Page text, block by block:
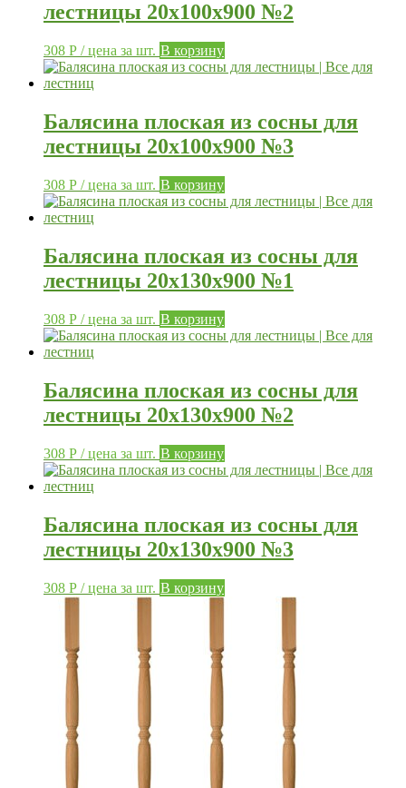
лестницы 20х100х900 №2
308 Р / цена за шт. В корзину
Балясина плоская из сосны для
лестницы 20х100х900 №3
308 Р / цена за шт. В корзину
Балясина плоская из сосны для
лестницы 20х130х900 №1
308 Р / цена за шт. В корзину
Балясина плоская из сосны для
лестницы 20х130х900 №2
308 Р / цена за шт. В корзину
Балясина плоская из сосны для
лестницы 20х130х900 №3
308 Р / цена за шт. В корзину